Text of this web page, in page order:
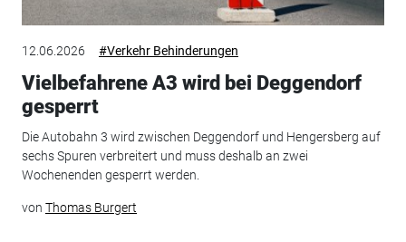
12.06.2026 #Verkehr Behinderungen
Vielbefahrene A3 wird bei Deggendorf
gesperrt
Die Autobahn 3 wird zwischen Deggendorf und Hengersberg auf
sechs Spuren verbreitert und muss deshalb an zwei
Wochenenden gesperrt werden.
von Thomas Burgert